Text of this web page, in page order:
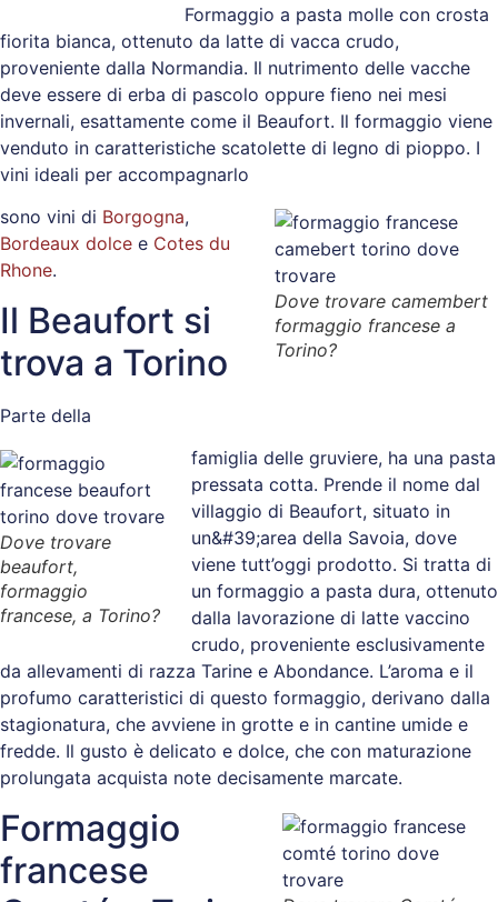
Formaggio a pasta molle con crosta
fiorita bianca, ottenuto da latte di vacca crudo,
proveniente dalla Normandia. Il nutrimento delle vacche
deve essere di erba di pascolo oppure fieno nei mesi
invernali, esattamente come il Beaufort. Il formaggio viene
venduto in caratteristiche scatolette di legno di pioppo. I
vini ideali per accompagnarlo
Dove trovare camembert
formaggio francese a
Torino?
sono vini di Borgogna,
Bordeaux dolce e Cotes du
Rhone.
Il Beaufort si
trova a Torino
Parte della
Dove trovare
beaufort,
formaggio
francese, a Torino?
famiglia delle gruviere, ha una pasta
pressata cotta. Prende il nome dal
villaggio di Beaufort, situato in
un&#39;area della Savoia, dove
viene tutt’oggi prodotto. Si tratta di
un formaggio a pasta dura, ottenuto
dalla lavorazione di latte vaccino
crudo, proveniente esclusivamente
da allevamenti di razza Tarine e Abondance. L’aroma e il
profumo caratteristici di questo formaggio, derivano dalla
stagionatura, che avviene in grotte e in cantine umide e
fredde. Il gusto è delicato e dolce, che con maturazione
prolungata acquista note decisamente marcate.
Formaggio
francese